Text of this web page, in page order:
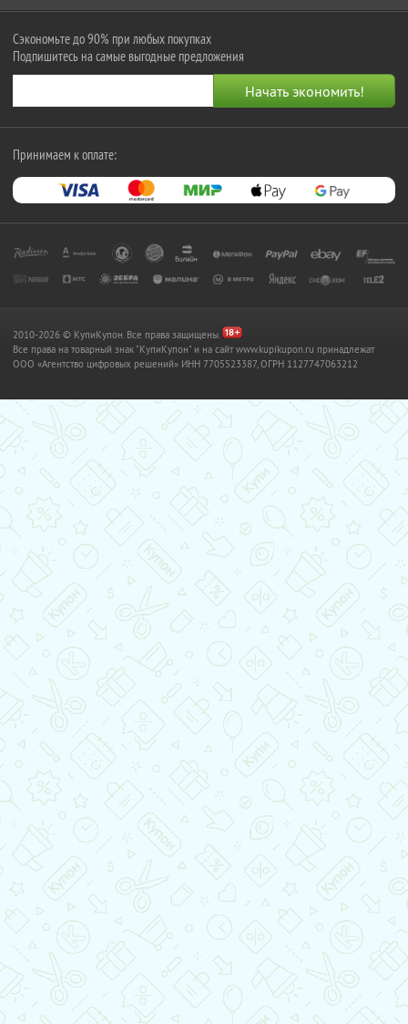
Сэкономьте до 90% при любых покупках
Подпишитесь на самые выгодные предложения
Принимаем к оплате:
2010-2026 © КупиКупон. Все права защищены.
Все права на товарный знак "КупиКупон" и на сайт www.kupikupon.ru принадлежат
OOO «Агентство цифровых решений» ИНН 7705523387, ОГРН 1127747063212